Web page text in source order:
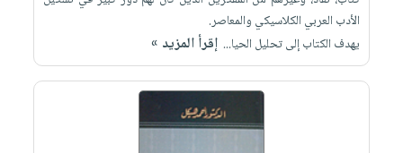
الأدب العربي الكلاسيكي والمعاصر.
يهدف الكتاب إلى تحليل الحيا... إقرأ المزيد »